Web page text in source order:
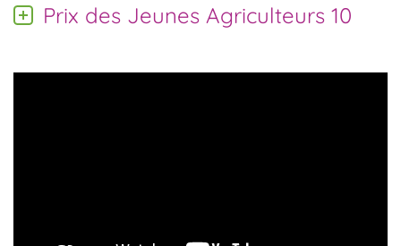
Prix des Jeunes Agriculteurs 10